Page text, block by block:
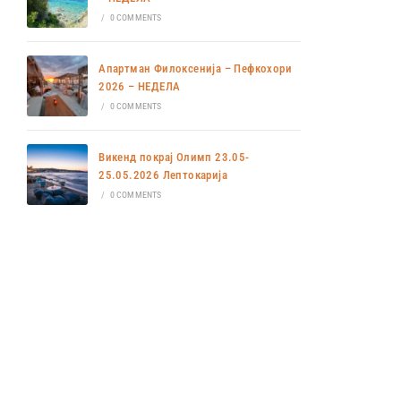
/ 0 COMMENTS
Апартман Филоксенија – Пефкохори
2026 – НЕДЕЛА
/ 0 COMMENTS
Викенд покрај Олимп 23.05-
25.05.2026 Лептокарија
/ 0 COMMENTS